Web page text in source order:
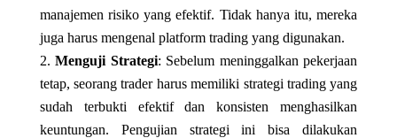
manajemen risiko yang efektif. Tidak hanya itu, mereka
juga harus mengenal platform trading yang digunakan.
Menguji Strategi: Sebelum meninggalkan pekerjaan
tetap, seorang trader harus memiliki strategi trading yang
sudah terbukti efektif dan konsisten menghasilkan
keuntungan. Pengujian strategi ini bisa dilakukan